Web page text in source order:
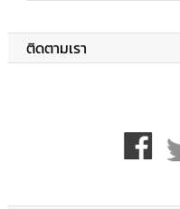
ติดตามเรา